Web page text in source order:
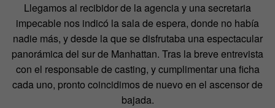
Llegamos al recibidor de la agencia y una secretaria
impecable nos indicó la sala de espera, donde no había
nadie más, y desde la que se disfrutaba una espectacular
panorámica del sur de Manhattan. Tras la breve entrevista
con el responsable de casting, y cumplimentar una ficha
cada uno, pronto coincidimos de nuevo en el ascensor de
bajada.